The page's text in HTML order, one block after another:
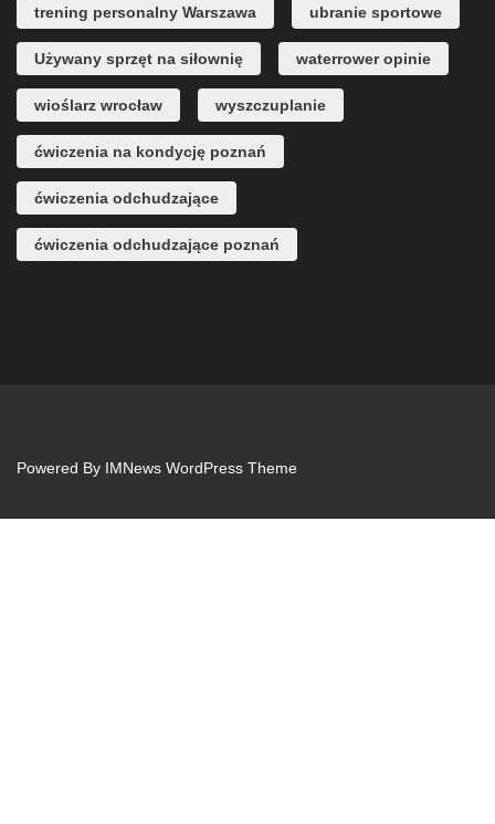
trening personalny Warszawa ubranie sportowe
Używany sprzęt na siłownię waterrower opinie
wioślarz wrocław wyszczuplanie
ćwiczenia na kondycję poznań
ćwiczenia odchudzające
ćwiczenia odchudzające poznań
Powered By IMNews WordPress Theme